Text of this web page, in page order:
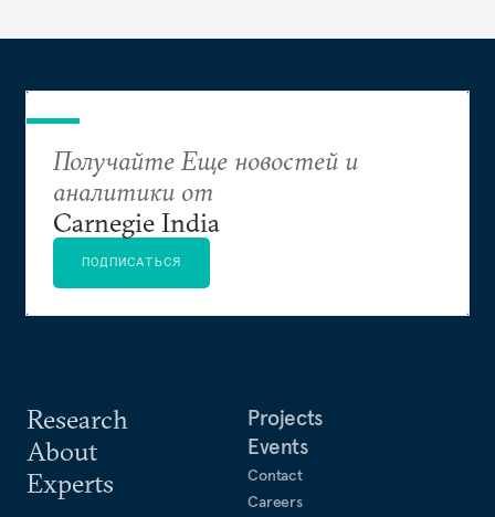
Research
About
Experts
Projects
Events
Contact
Careers
Получайте Еще новостей и
аналитики от
Carnegie India
ПОДПИСАТЬСЯ